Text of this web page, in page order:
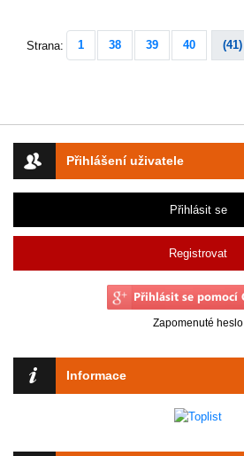
Přihlášení uživatele
Přihlásit se
Registrovat
Zapomenuté heslo
Informace
Strana: 1 38 39 40 (41)